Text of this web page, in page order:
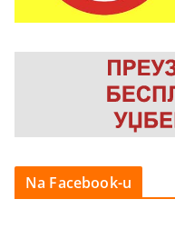
Na Facebook-u